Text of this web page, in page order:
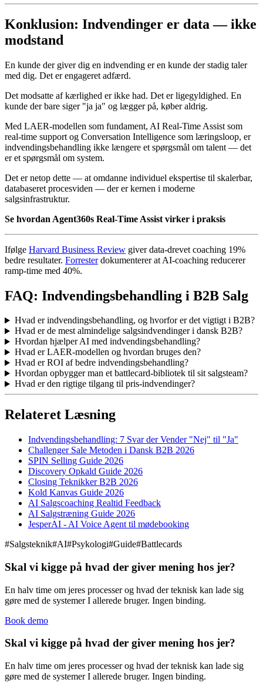
Konklusion: Indvendinger er data — ikke
modstand
En kunde der giver dig en indvending er en kunde der stadig taler
med dig. Det er engageret adfærd.
Det modsatte af kærlighed er ikke had. Det er ligegyldighed. En
kunde der bare siger "ja ja" og lægger på, køber aldrig.
Med LAER-modellen som fundament, AI Real-Time Assist som
real-time support og Conversation Intelligence som læringsloop, er
indvendingsbehandling ikke længere et spørgsmål om talent — det
er et spørgsmål om system.
Det er netop dette — at omdanne individuel ekspertise til skalerbar,
databaseret procesviden — der er kernen i moderne
salgsinfrastruktur.
Se hvordan Agent360s Real-Time Assist virker i praksis
Ifølge Harvard Business Review giver data-drevet coaching 19%
bedre resultater. Forresterdokumenterer at AI-coaching reducerer
ramp-time med 40%.
FAQ: Indvendingsbehandling i B2B Salg
Hvad er indvendingsbehandling, og hvorfor er det vigtigt i B2B?
Hvad er de mest almindelige salgsindvendinger i dansk B2B?
Hvordan hjælper AI med indvendingsbehandling?
Hvad er LAER-modellen og hvordan bruges den?
Hvad er ROI af bedre indvendingsbehandling?
Hvordan opbygger man et battlecard-bibliotek til sit salgsteam?
Hvad er den rigtige tilgang til pris-indvendinger?
Relateret Læsning
Indvendingsbehandling: 7 Svar der Vender "Nej" til "Ja"
Challenger Sale Metoden i Dansk B2B 2026
SPIN Selling Guide 2026
Discovery Opkald Guide 2026
Closing Teknikker B2B 2026
Kold Kanvas Guide 2026
AI Salgscoaching Realtid Feedback
AI Salgstræning Guide 2026
JesperAI - AI Voice Agent til mødebooking
#Salgsteknik#AI#Psykologi#Guide#Battlecards
Skal vi kigge på hvad der giver mening hos jer?
En halv time om jeres processer og hvad der teknisk kan lade sig
gøre med de systemer I allerede bruger. Ingen binding.
Book demo
Skal vi kigge på hvad der giver mening hos jer?
En halv time om jeres processer og hvad der teknisk kan lade sig
gøre med de systemer I allerede bruger. Ingen binding.